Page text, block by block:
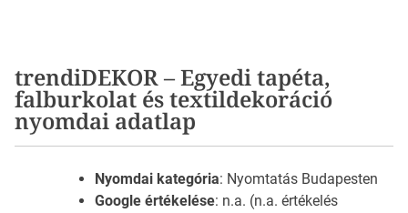
trendiDEKOR – Egyedi tapéta,
falburkolat és textildekoráció
nyomdai adatlap
Nyomdai kategória: Nyomtatás Budapesten
Google értékelése: n.a. (n.a. értékelés